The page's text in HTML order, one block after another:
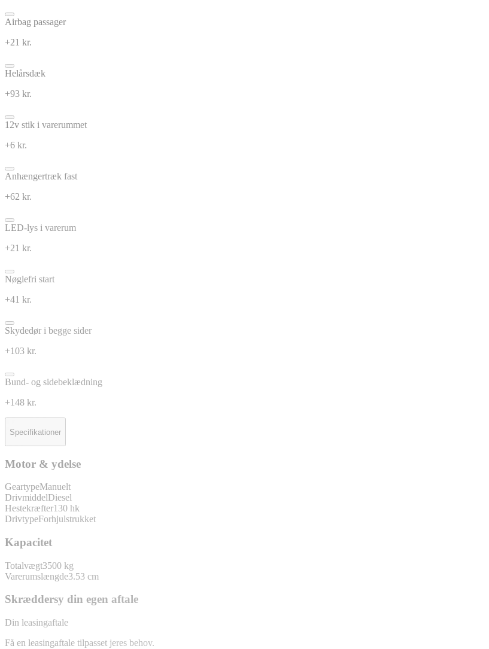
Airbag passager
+21 kr.
Helårsdæk
+93 kr.
12v stik i varerummet
+6 kr.
Anhængertræk fast
+62 kr.
LED-lys i varerum
+21 kr.
Nøglefri start
+41 kr.
Skydedør i begge sider
+103 kr.
Bund- og sidebeklædning
+148 kr.
Specifikationer
Motor & ydelse
GeartypeManuelt
DrivmiddelDiesel
Hestekræfter130 hk
DrivtypeForhjulstrukket
Kapacitet
Totalvægt3500 kg
Varerumslængde3.53 cm
Skræddersy din egen aftale
Din leasingaftale
Få en leasingaftale tilpasset jeres behov.